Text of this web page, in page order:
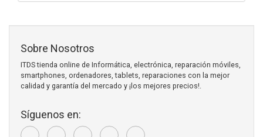
Sobre Nosotros
ITDS tienda online de Informática, electrónica, reparación móviles,
smartphones, ordenadores, tablets, reparaciones con la mejor
calidad y garantía del mercado y ¡los mejores precios!.
Síguenos en: